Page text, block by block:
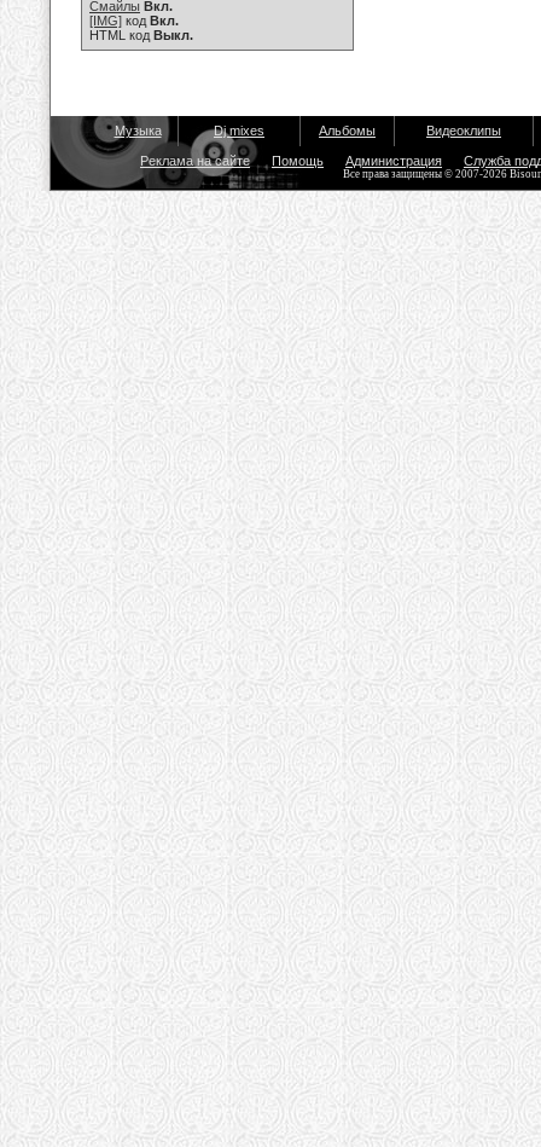
Смайлы Вкл.
[IMG] код Вкл.
HTML код Выкл.
Музыка Dj mixes Альбомы Видеоклипы
Реклама на сайте Помощь Администрация Служба
Все права защищены © 2007-2026